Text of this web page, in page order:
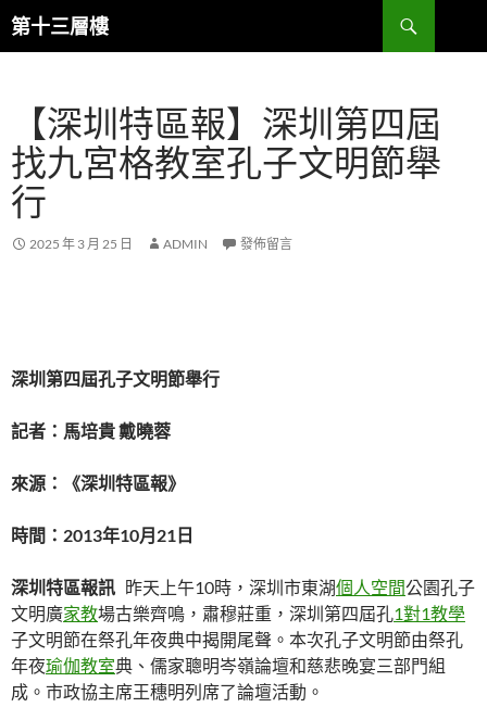
跳
至第十三層樓
搜
尋
【深圳特區報】深圳第四屆
找九宮格教室孔子文明節舉
行
2025 年 3 月 25 日 ADMIN 發佈留言
深圳第四屆孔子文明節舉行
記者：馬培貴 戴曉蓉
來源：《深圳特區報》
時間：2013年10月21日
深圳特區報訊 昨天上午10時，深圳市東湖個人空間公園孔子
文明廣家教場古樂齊鳴，肅穆莊重，深圳第四屆孔1對1教學
子文明節在祭孔年夜典中揭開尾聲。本次孔子文明節由祭孔
年夜瑜伽教室典、儒家聰明岑嶺論壇和慈悲晚宴三部門組
成。市政協主席王穗明列席了論壇活動。